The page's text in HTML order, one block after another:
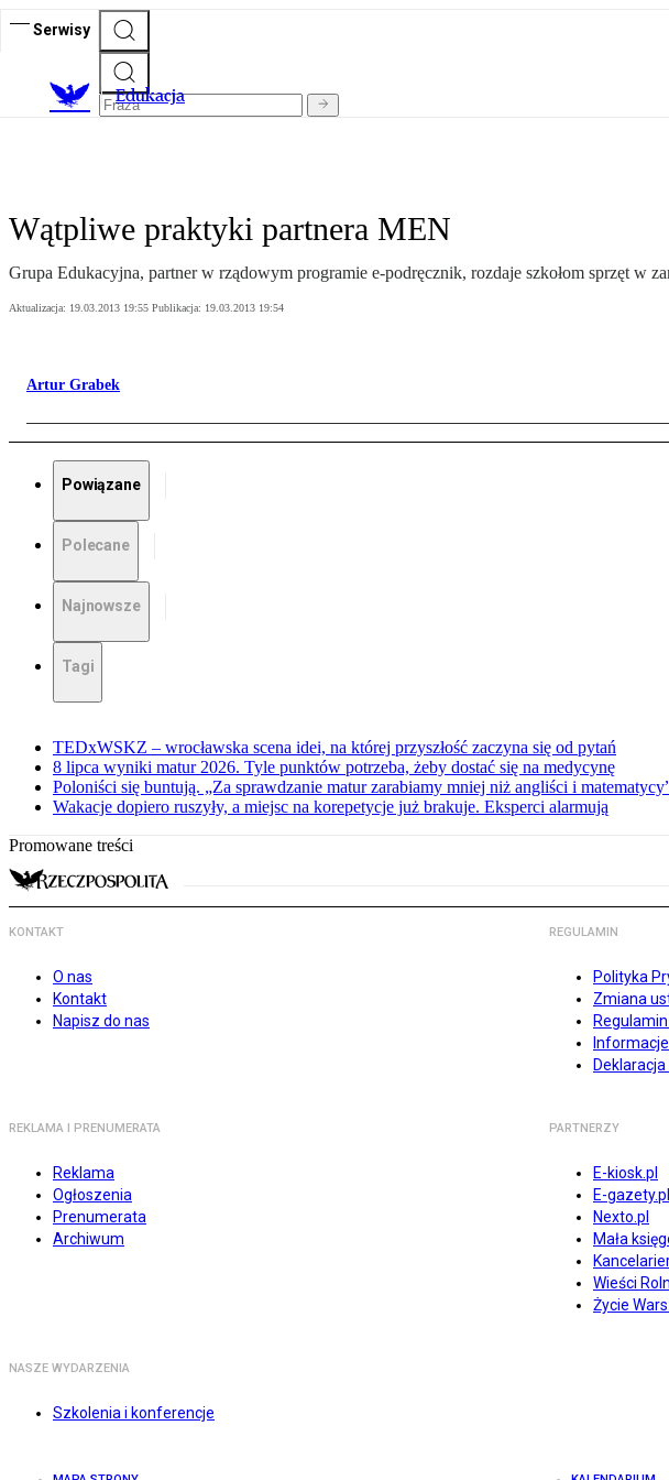
Serwisy
Edukacja
Wątpliwe praktyki partnera MEN
Grupa Edukacyjna, partner w rządowym programie e-podręcznik, rozdaje szkołom sprzęt w
Aktualizacja: 19.03.2013 19:55 Publikacja: 19.03.2013 19:54
Artur Grabek
Powiązane
Polecane
Najnowsze
Tagi
TEDxWSKZ – wrocławska scena idei, na której przyszłość zaczyna się od pytań
8 lipca wyniki matur 2026. Tyle punktów potrzeba, żeby dostać się na medycynę
Poloniści się buntują. „Za sprawdzanie matur zarabiamy mniej niż angliści i
Wakacje dopiero ruszyły, a miejsc na korepetycje już brakuje. Eksperci alarmują
Promowane treści
KONTAKT
O nas
Kontakt
Napisz do nas
REGULAMIN
Polityka
Zmiana
REKLAMA I PRENUMERATA
Reklama
Ogłoszenia
Prenumerata
Archiwum
PARTNERZY
E-kiosk.pl
E-gazety.pl
Nexto.pl
Mała
Wieści
Życie
NASZE WYDARZENIA
Szkolenia i konferencje